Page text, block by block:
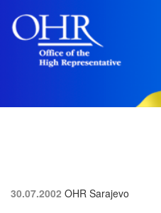
30.07.2002 OHR Sarajevo